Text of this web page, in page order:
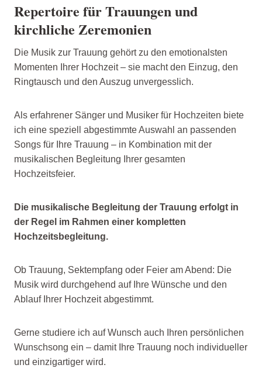
Repertoire für Trauungen und
kirchliche Zeremonien
Die Musik zur Trauung gehört zu den emotionalsten
Momenten Ihrer Hochzeit – sie macht den Einzug, den
Ringtausch und den Auszug unvergesslich.
Als erfahrener Sänger und Musiker für Hochzeiten biete
ich eine speziell abgestimmte Auswahl an passenden
Songs für Ihre Trauung – in Kombination mit der
musikalischen Begleitung Ihrer gesamten
Hochzeitsfeier.
Die musikalische Begleitung der Trauung erfolgt in
der Regel im Rahmen einer kompletten
Hochzeitsbegleitung.
Ob Trauung, Sektempfang oder Feier am Abend: Die
Musik wird durchgehend auf Ihre Wünsche und den
Ablauf Ihrer Hochzeit abgestimmt.
Gerne studiere ich auf Wunsch auch Ihren persönlichen
Wunschsong ein – damit Ihre Trauung noch individueller
und einzigartiger wird.